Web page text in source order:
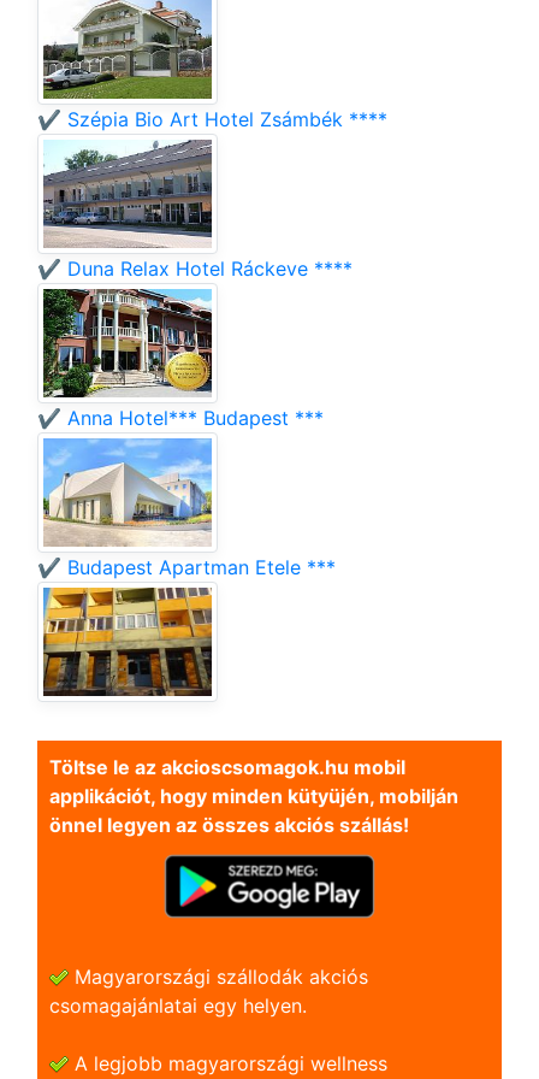
✔️ Szépia Bio Art Hotel Zsámbék ****
✔️ Duna Relax Hotel Ráckeve ****
✔️ Anna Hotel*** Budapest ***
✔️ Budapest Apartman Etele ***
Töltse le az akcioscsomagok.hu mobil
applikációt, hogy minden kütyüjén, mobilján
önnel legyen az összes akciós szállás!
Magyarországi szállodák akciós
csomagajánlatai egy helyen.
A legjobb magyarországi wellness